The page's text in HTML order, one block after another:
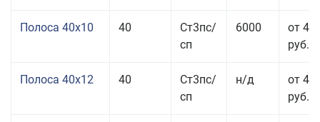
Полоса 40x10 40
Ст3пс/
сп
6000
от 45
руб.
Полоса 40x12 40
Ст3пс/
сп
н/д
от 44
руб.